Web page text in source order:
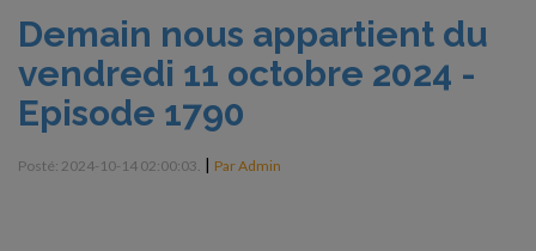
Demain nous appartient du
vendredi 11 octobre 2024 -
Episode 1790
Posté: 2024-10-14 02:00:03. | Par Admin